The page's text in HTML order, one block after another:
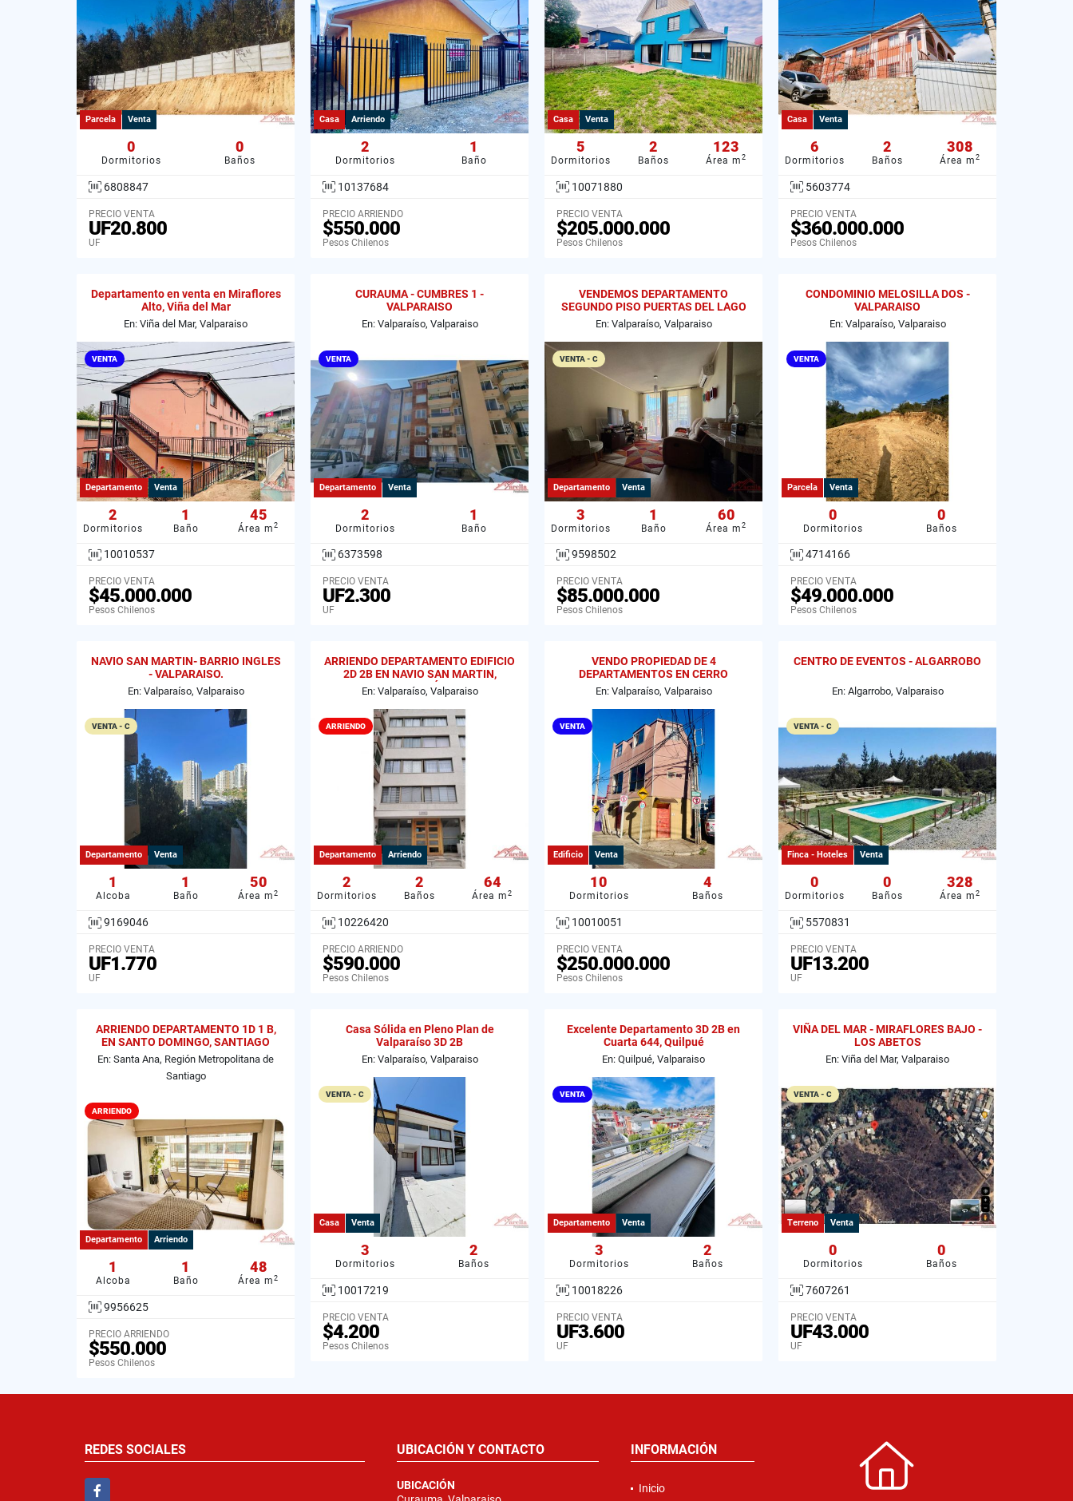
Parcela Venta
0
Dormitorios
0
Baños
6808847
PRECIO VENTA
UF20.800
UF
Casa Arriendo
2
Dormitorios
1
Baño
10137684
PRECIO ARRIENDO
$550.000
Pesos Chilenos
Casa Venta
5
Dormitorios
2
Baños
123
Área m 2
10071880
PRECIO VENTA
$205.000.000
Pesos Chilenos
Casa Venta
6
Dormitorios
2
Baños
308
Área m 2
5603774
PRECIO VENTA
$360.000.000
Pesos Chilenos
Departamento en venta en Miraflores
Alto, Viña del Mar
En: Viña del Mar, Valparaiso
VENTA
Departamento Venta
2
Dormitorios
1
Baño
45
Área m 2
10010537
PRECIO VENTA
$45.000.000
Pesos Chilenos
CURAUMA - CUMBRES 1 -
VALPARAISO
En: Valparaíso, Valparaiso
VENTA
Departamento Venta
2
Dormitorios
1
Baño
6373598
PRECIO VENTA
UF2.300
UF
VENDEMOS DEPARTAMENTO
SEGUNDO PISO PUERTAS DEL LAGO
CURAUMA
En: Valparaíso, Valparaiso
VENTA - C
Departamento Venta
3
Dormitorios
1
Baño
60
Área m 2
9598502
PRECIO VENTA
$85.000.000
Pesos Chilenos
CONDOMINIO MELOSILLA DOS -
VALPARAISO
En: Valparaíso, Valparaiso
VENTA
Parcela Venta
0
Dormitorios
0
Baños
4714166
PRECIO VENTA
$49.000.000
Pesos Chilenos
NAVIO SAN MARTIN- BARRIO INGLES
- VALPARAISO.
En: Valparaíso, Valparaiso
VENTA - C
Departamento Venta
1
Alcoba
1
Baño
50
Área m 2
9169046
PRECIO VENTA
UF1.770
UF
ARRIENDO DEPARTAMENTO EDIFICIO
2D 2B EN NAVIO SAN MARTIN,
VALPARAÍSO
En: Valparaíso, Valparaiso
ARRIENDO
Departamento Arriendo
2
Dormitorios
2
Baños
64
Área m 2
10226420
PRECIO ARRIENDO
$590.000
Pesos Chilenos
VENDO PROPIEDAD DE 4
DEPARTAMENTOS EN CERRO
MESILLA, VALPARAISO
En: Valparaíso, Valparaiso
VENTA
Edificio Venta
10
Dormitorios
4
Baños
10010051
PRECIO VENTA
$250.000.000
Pesos Chilenos
CENTRO DE EVENTOS - ALGARROBO
En: Algarrobo, Valparaiso
VENTA - C
Finca - Hoteles Venta
0
Dormitorios
0
Baños
328
Área m 2
5570831
PRECIO VENTA
UF13.200
UF
ARRIENDO DEPARTAMENTO 1D 1 B,
EN SANTO DOMINGO, SANTIAGO
En: Santa Ana, Región Metropolitana de
Santiago
ARRIENDO
Departamento Arriendo
1
Alcoba
1
Baño
48
Área m 2
9956625
PRECIO ARRIENDO
$550.000
Pesos Chilenos
Casa Sólida en Pleno Plan de
Valparaíso 3D 2B
En: Valparaíso, Valparaiso
VENTA - C
Casa Venta
3
Dormitorios
2
Baños
10017219
PRECIO VENTA
$4.200
Pesos Chilenos
Excelente Departamento 3D 2B en
Cuarta 644, Quilpué
En: Quilpué, Valparaiso
VENTA
Departamento Venta
3
Dormitorios
2
Baños
10018226
PRECIO VENTA
UF3.600
UF
VIÑA DEL MAR - MIRAFLORES BAJO -
LOS ABETOS
En: Viña del Mar, Valparaiso
VENTA - C
Terreno Venta
0
Dormitorios
0
Baños
7607261
PRECIO VENTA
UF43.000
UF
REDES SOCIALES
Facebook
UBICACIÓN Y CONTACTO
UBICACIÓN
INFORMACIÓN
Inicio